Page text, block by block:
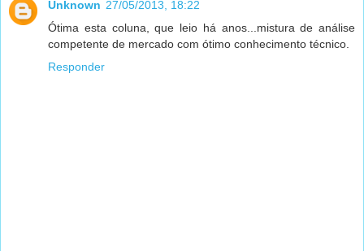
Unknown 27/05/2013, 18:22
Ótima esta coluna, que leio há anos...mistura de análise
competente de mercado com ótimo conhecimento técnico.
Responder